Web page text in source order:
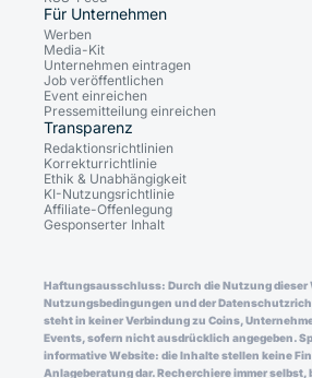
Für Unternehmen
Werben
Media-Kit
Unternehmen eintragen
Job veröffentlichen
Event einreichen
Pressemitteilung einreichen
Transparenz
Redaktionsrichtlinien
Korrekturrichtlinie
Ethik & Unabhängigkeit
KI-Nutzungsrichtlinie
Affiliate-Offenlegung
Gesponserter Inhalt
Haftungsausschluss: Durch die Nutzung dieser
Nutzungsbedingungen und der
steht in keiner Verbindung zu Coins,
Events, sofern nicht ausdrücklich angegeben.
informative Website: die Inhalte stellen keine
Anlageberatung dar. Recherchiere immer